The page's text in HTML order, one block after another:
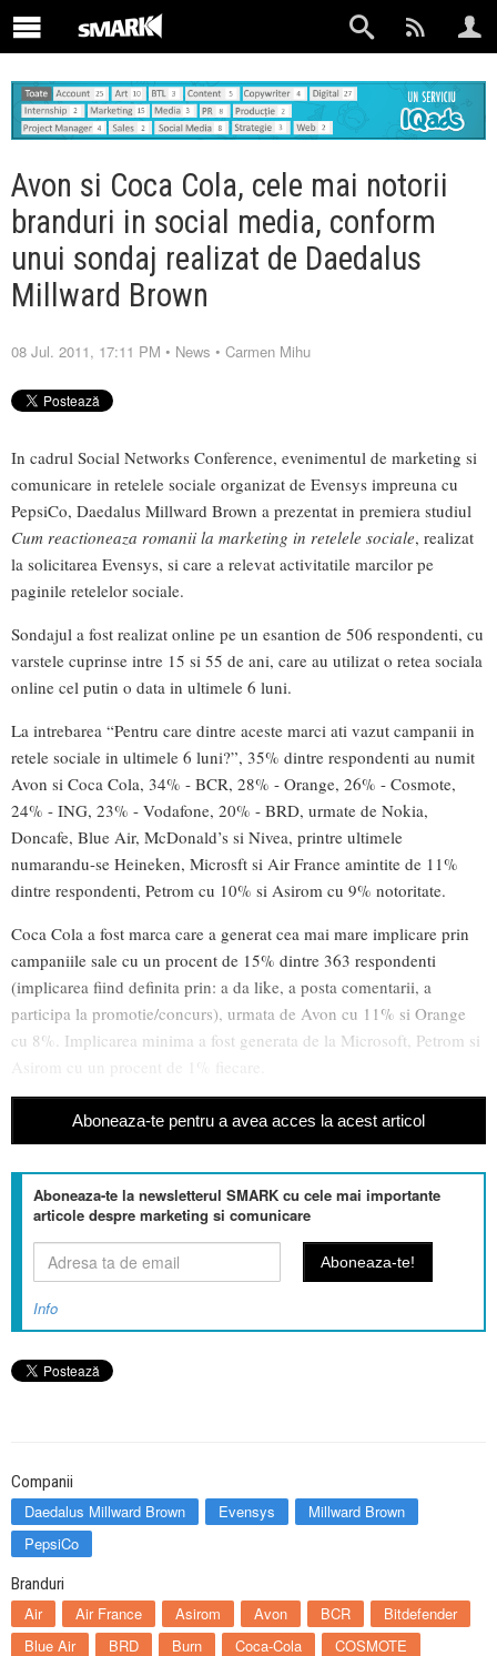
Avon si Coca Cola, cele mai notorii
branduri in social media, conform
unui sondaj realizat de Daedalus
Millward Brown
08 Jul. 2011, 17:11 PM • News • Carmen Mihu
In cadrul Social Networks Conference, evenimentul de marketing si
comunicare in retelele sociale organizat de Evensys impreuna cu
PepsiCo, Daedalus Millward Brown a prezentat in premiera studiul
Cum reactioneaza romanii la marketing in retelele sociale, realizat
la solicitarea Evensys, si care a relevat activitatile marcilor pe
paginile retelelor sociale.
Sondajul a fost realizat online pe un esantion de 506 respondenti, cu
varstele cuprinse intre 15 si 55 de ani, care au utilizat o retea sociala
online cel putin o data in ultimele 6 luni.
La intrebarea “Pentru care dintre aceste marci ati vazut campanii in
retele sociale in ultimele 6 luni?”, 35% dintre respondenti au numit
Avon si Coca Cola, 34% - BCR, 28% - Orange, 26% - Cosmote,
24% - ING, 23% - Vodafone, 20% - BRD, urmate de Nokia,
Doncafe, Blue Air, McDonald’s si Nivea, printre ultimele
numarandu-se Heineken, Microsft si Air France amintite de 11%
dintre respondenti, Petrom cu 10% si Asirom cu 9% notoritate.
Coca Cola a fost marca care a generat cea mai mare implicare prin
campaniile sale cu un procent de 15% dintre 363 respondenti
(implicarea fiind definita prin: a da like, a posta comentarii, a
participa la promotie/concurs), urmata de Avon cu 11% si Orange
cu 8%. Implicarea minima a fost generata de la Microsoft, Petrom si
Asirom cu un procent de 1% fiecare.
Aboneaza-te pentru a avea acces la acest articol
Aboneaza-te la newsletterul SMARK cu cele mai importante
articole despre marketing si comunicare
Info
Companii
Daedalus Millward Brown Evensys
Millward Brown
PepsiCo
Branduri
Air Air France Asirom Avon BCR
Bitdefender
Blue Air
BRD Burn Coca-Cola
COSMOTE